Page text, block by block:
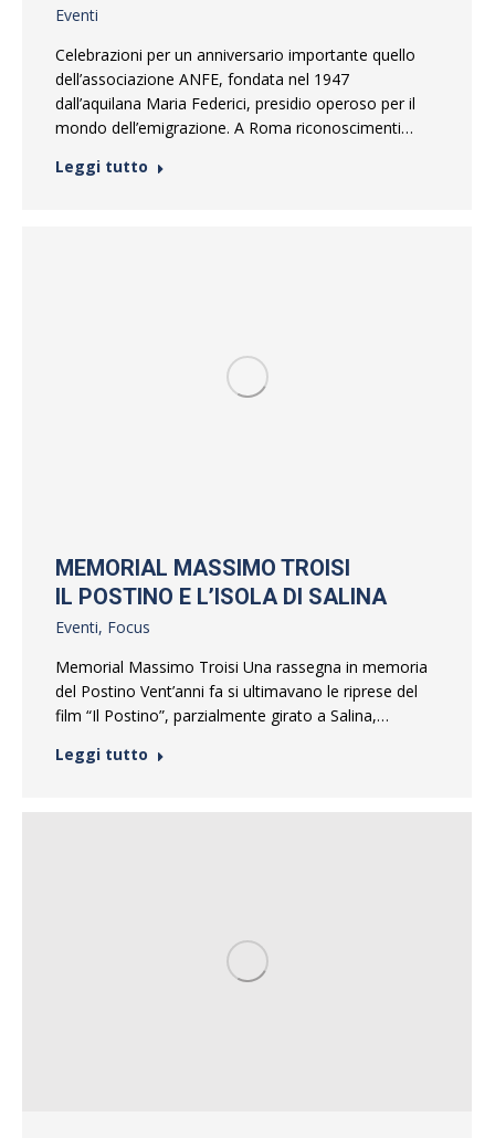
Eventi
Celebrazioni per un anniversario importante quello
dell’associazione ANFE, fondata nel 1947
dall’aquilana Maria Federici, presidio operoso per il
mondo dell’emigrazione. A Roma riconoscimenti…
Leggi tutto
MEMORIAL MASSIMO TROISI
IL POSTINO E L’ISOLA DI SALINA
Eventi, Focus
Memorial Massimo Troisi Una rassegna in memoria
del Postino Vent’anni fa si ultimavano le riprese del
film “Il Postino”, parzialmente girato a Salina,…
Leggi tutto